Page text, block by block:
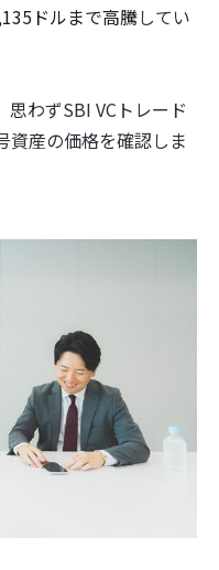
ドルまで高騰してい
わずSBI VCトレード
資産の価格を確認しま